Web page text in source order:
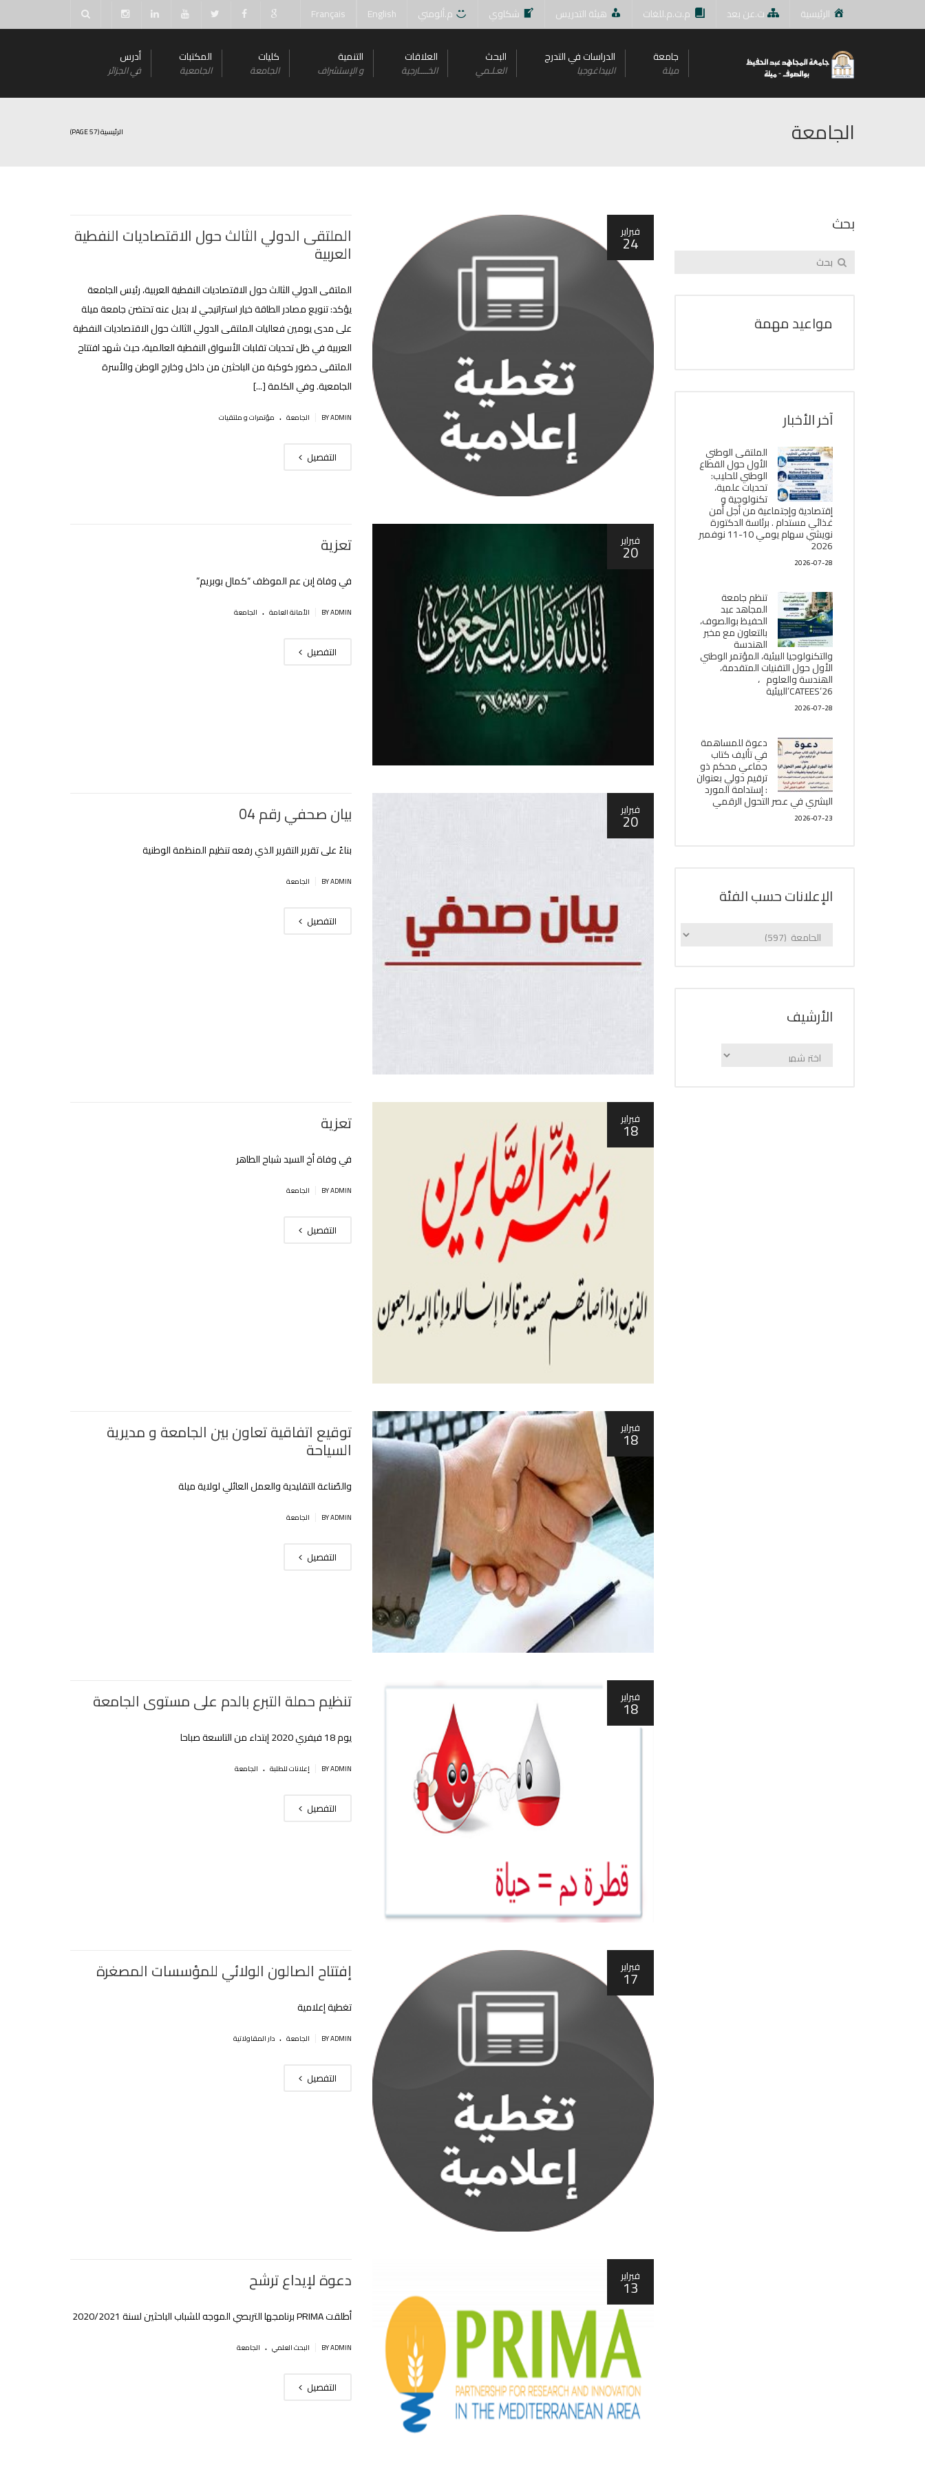
الرئيسية ت.عن بعد م.ت.م.للغات هيئة التدريس شكاوي م.ألومني English
Français
جامعة
ميلة
الدراسات في التدرج
البيداغوجيا
البحث
العـلـمي
العلاقات
الخــــارجية
التنمية
و اﻹستشراف
كليات
الجامعة
المكتبات
الجامعية
أدرس
في الجزائر
الجامعة الرئيسية(PAGE 57)
فبراير
24 الملتقى الدولي الثالث حول الاقتصاديات النفطية
العربية
الملتقى الدولي الثالث حول الاقتصاديات النفطية العربية، رئيس الجامعة
يؤكد: تنويع مصادر الطاقة خيار استراتيجي لا بديل عنه تحتضن جامعة ميلة
على مدى يومين فعاليات الملتقى الدولي الثالث حول الاقتصاديات النفطية
العربية في ظل تحديات تقلبات الأسواق النفطية العالمية، حيث شهد افتتاح
الملتقى حضور كوكبة من الباحثين من داخل وخارج الوطن والأسرة
الجامعية. وفي الكلمة [...]
BY ADMIN الجامعة . مؤتمرات و ملتقيات
التفصيل
فبراير
20 تعزية
في وفاة إبن عم الموظف “كمال بوبريم”
BY ADMIN اﻷمانة العامة . الجامعة
التفصيل
فبراير
20 بيان صحفي رقم 04
بناءً على تقرير التقرير الذي رفعه تنظيم المنظمة الوطنية
BY ADMIN الجامعة
التفصيل
فبراير
18 تعزية
في وفاة أخ السيد شباح الطاهر
BY ADMIN الجامعة
التفصيل
فبراير
18 توقيع اتفاقية تعاون بين الجامعة و مديرية
السياحة
والصّناعة التقليدية والعمل العائلي لولاية ميلة
BY ADMIN الجامعة
التفصيل
فبراير
18 تنظيم حملة التبرع بالدم على مستوى الجامعة
يوم 18 فيفري 2020 إبتداء من التاسعة صباحا
BY ADMIN إعلانات للطلبة . الجامعة
التفصيل
فبراير
17 إفتتاح الصالون الولائي للمؤسسات المصغرة
تغطية إعلامية
BY ADMIN الجامعة . دار المقاولاتية
التفصيل
فبراير
13 دعوة لإيداع ترشح
أطلقت PRIMA برنامجها التربصي الموجه للشباب الباحثين لسنة 2020/2021
BY ADMIN البحث العلمي . الجامعة
التفصيل
بحث
مواعيد مهمة
آخر الأخبار
الملتقى الوطني
الأول حول القطاع
الوطني للحليب:
تحديات علمية،
تكنولوجية و
إقتصادية وإجتماعية من أجل أمن
غذائي مستدام . برئاسة الدكتورة
نويشي سهام يومي 10-11 نوفمبر
2026
2026-07-28
تنظم جامعة
المجاهد عبد
الحفيظ بوالصوف،
بالتعاون مع مخبر
الھندسة
والتكنولوجيا البیئیة، المؤتمر الوطني
الأول حول التقنيات المتقدمة،
الھندسة والعلوم ،
CATEES’26’البیئية
2026-07-28
دعوة للمساهمة
في تأليف كتاب
جماعي محكم ذو
ترقيم دولي بعنوان
: إستدامة المورد
البشري في عصر التحول الرقمي
2026-07-23
الإعلانات حسب الفئة
الإعلانات
اﻷرشيف
اﻷرشيف